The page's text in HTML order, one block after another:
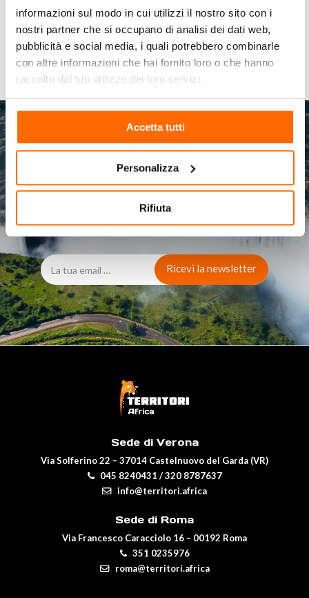
informazioni sul modo in cui utilizzi il nostro sito con i
nostri partner che si occupano di analisi dei dati web,
pubblicità e social media, i quali potrebbero combinarle
con altre informazioni che hai fornito loro o che hanno
raccolto dal tuo utilizzo dei loro servizi.
Accetta tutti
Personalizza
Rifiuta
NEWS
(4)
Vuoi ricevere consigli di
viaggio direttamente nella
tua email?
Sede di Verona
Via Solferino 22 – 37014 Castelnuovo del Garda (VR)
045 8240431 /320 8787637
info@territori.africa
Sede di Roma
Via Francesco Caracciolo 16 – 00192 Roma
351 0235976
roma@territori.africa